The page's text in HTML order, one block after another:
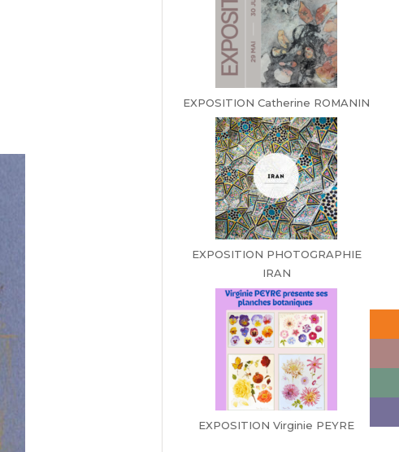
EXPOSITION Catherine ROMANIN
EXPOSITION PHOTOGRAPHIE
IRAN
EXPOSITION Virginie PEYRE